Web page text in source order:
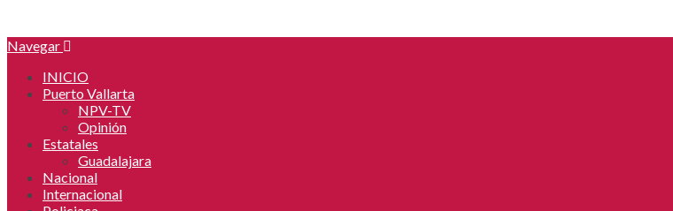
Navegar
INICIO
Puerto Vallarta
NPV-TV
Opinión
Estatales
Guadalajara
Nacional
Internacional